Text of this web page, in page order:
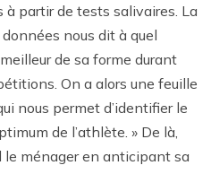
partir de tests salivaires. La
nous dit à quel
de sa forme durant
On a alors une feuille
nous permet d’identifier le
de l’athlète. » De là,
le ménager en anticipant sa